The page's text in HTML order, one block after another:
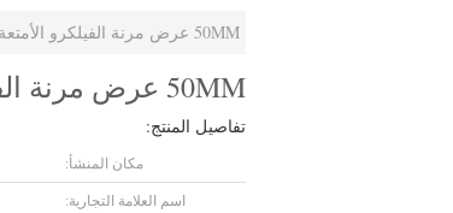
50MM عرض مرنة الفيلكرو الأمتعة الأشرطة 25M، 27.5yd / لفة الأبيض / أسود
50MM عرض مرنة الفيلكرو الأمتعة الأشرطة 25M، 27.5yd / لفة الأبيض / أسود
تفاصيل المنتج:
مكان المنشأ:
اسم العلامة التجارية: